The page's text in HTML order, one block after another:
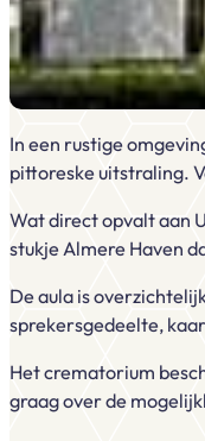
In een rustige
pittoreske uitstraling.
Wat direct opvalt aan
stukje Almere Haven
De aula is
sprekersgedeelte,
Het crematorium
graag over de